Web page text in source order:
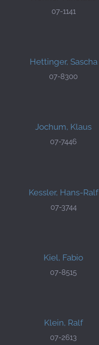
07-1141
Hettinger, Sascha
07-8300
Jochum, Klaus
07-7446
Kessler, Hans-Ralf
07-3744
Kiel, Fabio
07-8515
Klein, Ralf
07-2613